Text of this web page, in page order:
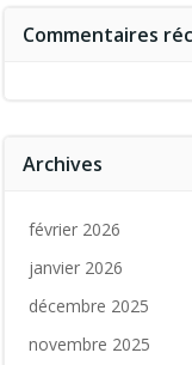
Commentaires
Archives
février 2026
janvier 2026
décembre 2025
novembre 2025